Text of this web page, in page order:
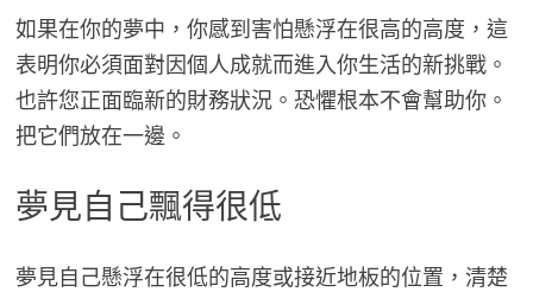
如果在你的夢中，你感到害怕懸浮在很高的高度，這
表明你必須面對因個人成就而進入你生活的新挑戰。
也許您正面臨新的財務狀況。恐懼根本不會幫助你。
把它們放在一邊。
夢見自己飄得很低
夢見自己懸浮在很低的高度或接近地板的位置，清楚